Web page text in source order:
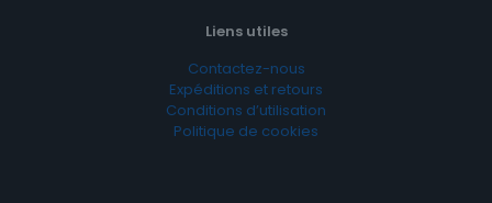
Liens utiles
Contactez-nous
Expéditions et retours
Conditions d’utilisation
Politique de cookies